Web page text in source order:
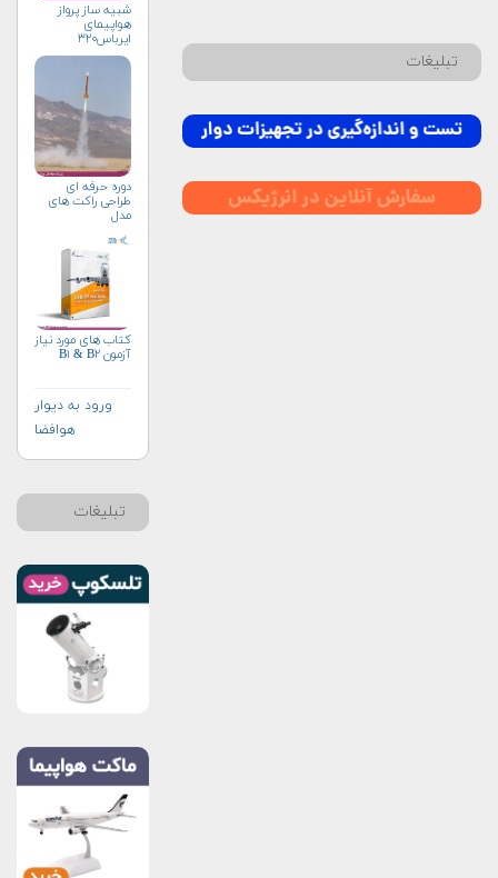
تبلیغات
شبیه ساز پرواز
هواپیمای
ایرباس۳۲۰
دوره حرفه ای
طراحی راکت های
مدل
کتاب های مورد نیاز
آزمون B۱ & B۲
ورود به دیوار
هوافضا
تبلیغات